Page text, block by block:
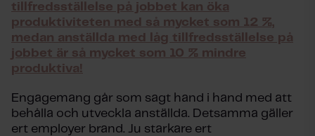
tillfredsställelse på jobbet kan öka
produktiviteten med så mycket som 12 %,
medan anställda med låg tillfredsställelse på
jobbet är så mycket som 10 % mindre
produktiva!
Engagemang går som sagt hand i hand med att
behålla och utveckla anställda. Detsamma gäller
ert employer brand. Ju starkare ert